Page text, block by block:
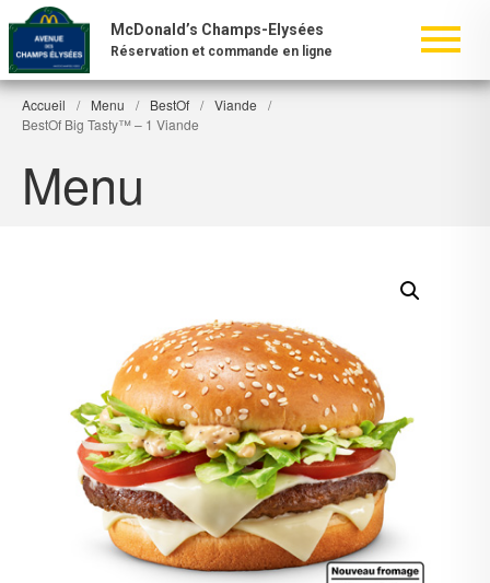
McDonald’s Champs-Elysées
Réservation et commande en ligne
Accueil / Menu / BestOf / Viande
/
BestOf Big Tasty™ – 1 Viande
Menu